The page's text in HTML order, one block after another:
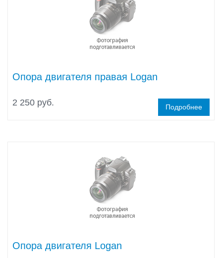
Опора двигателя правая Logan
2 250 руб. Подробнее
Опора двигателя Logan